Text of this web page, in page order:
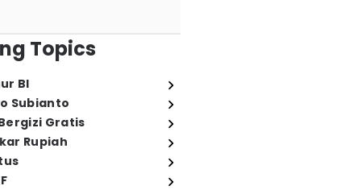
Topics
BI
Subianto
Gratis
Rupiah